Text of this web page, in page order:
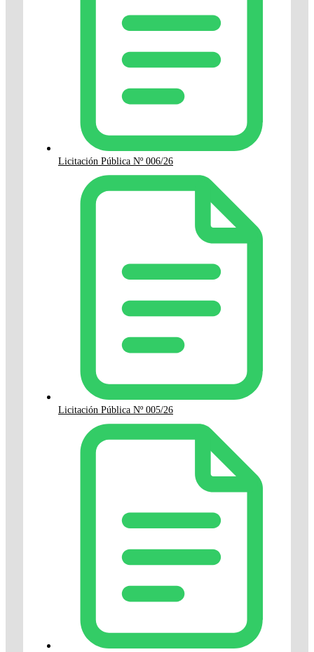
Licitación Pública Nº 006/26
Licitación Pública Nº 005/26